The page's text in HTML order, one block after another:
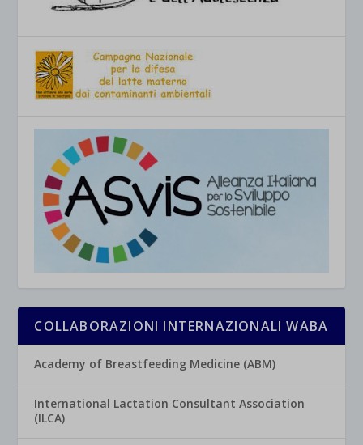
COLLABORAZIONI INTERNAZIONALI WABA
Academy of Breastfeeding Medicine (ABM)
International Lactation Consultant Association
(ILCA)